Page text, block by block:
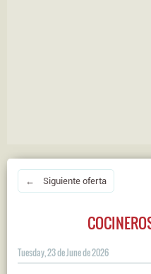
← Siguiente oferta
Tuesday, 23 de June de 2026